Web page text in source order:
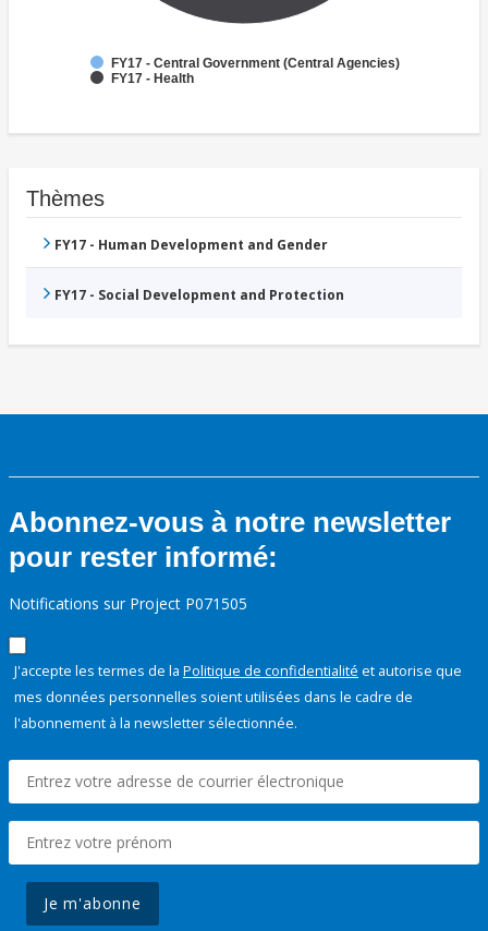
FY17 - Central Government (Central Agencies)
FY17 - Health
Thèmes
FY17 - Human Development and Gender
FY17 - Social Development and Protection
Abonnez-vous à notre newsletter
pour rester informé:
Notifications sur Project P071505
J'accepte les termes de la Politique de confidentialité et autorise que
mes données personnelles soient utilisées dans le cadre de
l'abonnement à la newsletter sélectionnée.
Je m'abonne